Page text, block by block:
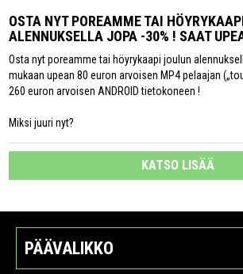
OSTA NYT POREAMME TAI
ALENNUKSELLA JOPA -30% ! SAAT
Osta nyt poreamme tai höyrykaapi joulun
mukaan upean 80 euron arvoisen MP4 pelaajan
260 euron arvoisen ANDROID tietokoneen !
Miksi juuri nyt?
KATSO LISÄÄ
PÄÄVALIKKO